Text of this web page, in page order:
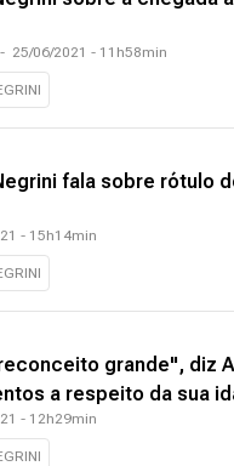
- 25/06/2021 - 11h58min
fala sobre rótulo
- 15h14min
grande", diz
a respeito da sua
- 12h29min